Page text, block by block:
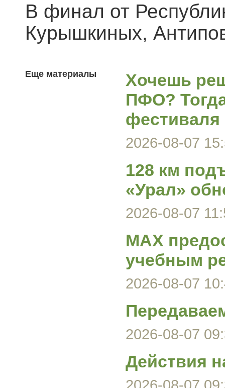
В финал от
Курышкиных,
Еще материалы
Хочешь
ПФО?
2026-08-07
128 км
«Урал»
2026-08-07
MAX
учебным
2026-08-07
2026-08-07
Действия